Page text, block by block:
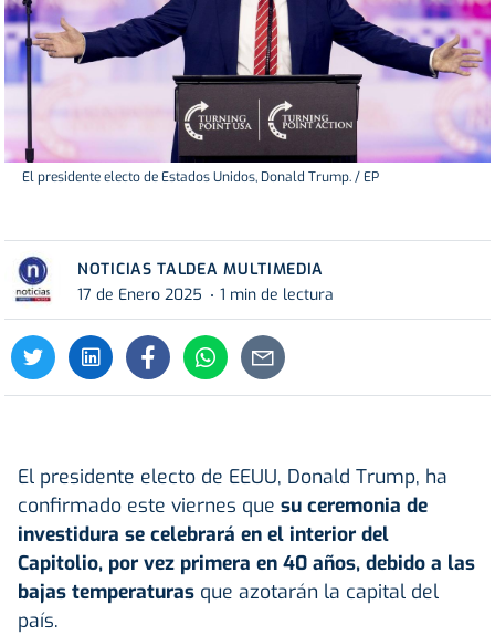
El presidente electo de Estados Unidos, Donald Trump. / EP
NOTICIAS TALDEA MULTIMEDIA
17 de Enero 2025
1 min de lectura
El presidente electo de EEUU, Donald Trump, ha
confirmado este viernes que su ceremonia de
investidura se celebrará en el interior del
Capitolio, por vez primera en 40 años, debido a las
bajas temperaturas que azotarán la capital del
país.